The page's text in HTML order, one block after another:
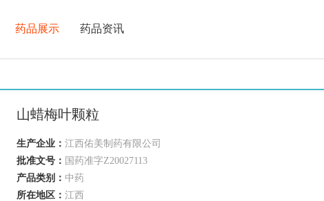
药品展示 药品资讯
山蜡梅叶颗粒
生产企业：江西佑美制药有限公司
批准文号： 国药准字Z20027113
产品类别： 中药
所在地区：江西